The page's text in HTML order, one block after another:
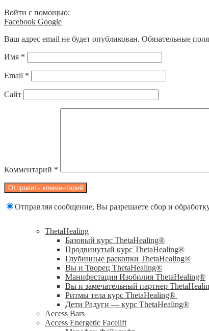
Войти с помощью:
Facebook Google
Ваш адрес email не будет опубликован. Обязательные
Имя *
Email *
Сайт
Комментарий *
Отправляя сообщение, Вы разрешаете сбор и
ThetaHealing
Базовый курс ThetaHealing®
Продвинутый курс ThetaHealing®
Глубинные раскопки ThetaHealing®
Вы и Творец ThetaHealing®
Манифестация Изобилия ThetaHealing®
Вы и замечательный партнер
Ритмы тела курс ThetaHealing®
Дети Радуги — курс ThetaHealing®
Access Bars
Access Energetic Facelift